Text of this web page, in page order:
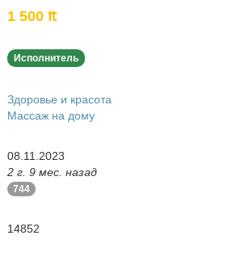
1 500 ₶
Исполнитель
Здоровье и красота
Массаж на дому
08.11.2023
2 г. 9 мес. назад
744
14852